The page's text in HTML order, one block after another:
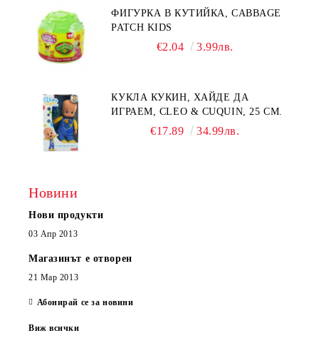
ФИГУРКА В КУТИЙКА, CABBAGE
PATCH KIDS
€2.04 3.99лв.
КУКЛА КУКИН, ХАЙДЕ ДА
ИГРАЕМ, CLEO & CUQUIN, 25 СМ.
€17.89 34.99лв.
Новини
Нови продукти
03 Апр 2013
Магазинът е отворен
21 Мар 2013
Абонирай се за новини
Виж всички